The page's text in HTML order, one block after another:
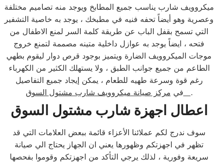
ميكروويف شارب يناسب جميع المطابخ ويوجد منه تصاميم مختلفة
وعصرية وهو أيضاً تحفه فنيه في مطبخك ، يوجد به خاصية التشفير
التي تسمح بقفل الباب عن طريقة كلمة السر لمنع الاطفال من
فتحه ، ايضاً يوجد به عوازل داخلية متينه مصممة لتمنع خروج
موجات الميكروويف الضارة ويتميز بوجود قرص دوار ليقوم بطهي
الطاعم من جميع جوانب الطبق ، ولا يستهلك الكثير من الكهرباء
رغم قوة وسرعة طهيه للطعام ، يمكن إيجاد جميع التفاصيل
في
.
اعطال اجهزة شارب مشتول السوق
سوف ندرج لكم عملائنا الأعزاء قائمة ببعض العلامات التي قد
تظهر في اجهزتكم وظهورها يعني ان الجهاز يحتاج الي صيانة
سريعة وفورية ، لذلك يرجي التأكد من اجهزتكم وقوموا بفحصها